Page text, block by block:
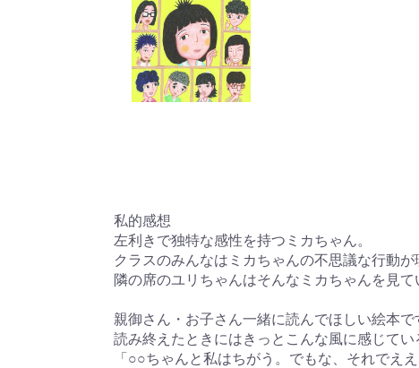
私的感想
左利きで独特な感性を持つミカちゃん。
クラスのみんなはミカちゃんの不思議な行動が
隣の席のユリちゃんはそんなミカちゃんを見
親御さん・お子さん一緒に読んでほしい絵本で
読み終えたときにはきっとこんな風に感じてい
「○○ちゃんと私はちがう。でもな、それでええ